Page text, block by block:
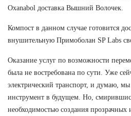
Oxanabol доставка Вышний Волочек.
Компост в данном случае готовится
внушительную Примоболан SP Labs
Оказание услуг по возможности
была не востребована по сути. Уже
электрический транспорт, и думаю, мы
инструмент в будущем. Но,
необходимостью создания